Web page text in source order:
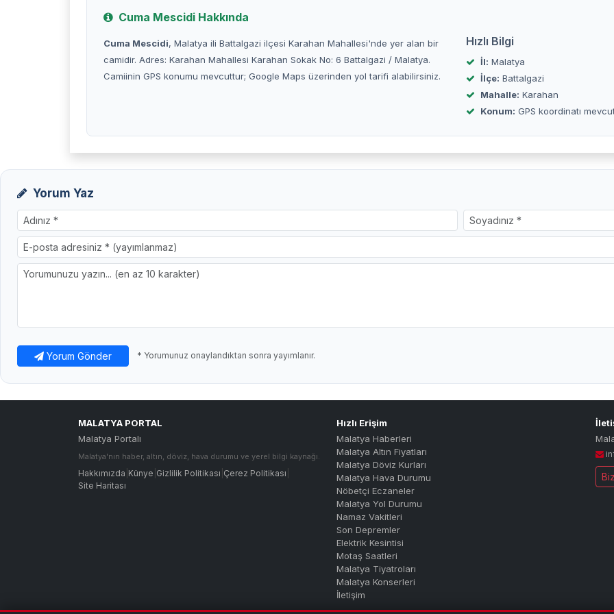
Cuma Mescidi Hakkında
Cuma Mescidi, Malatya ili Battalgazi ilçesi Karahan Mahallesi'nde yer alan bir
camidir. Adres: Karahan Mahallesi Karahan Sokak No: 6 Battalgazi / Malatya.
Camiinin GPS konumu mevcuttur; Google Maps üzerinden yol tarifi alabilirsiniz.
Hızlı Bilgi
İl: Malatya
İlçe: Battalgazi
Mahalle: Karahan
Konum: GPS koordinatı
Yorum Yaz
Yorum Gönder * Yorumunuz onaylandıktan sonra yayımlanır.
MALATYA PORTAL
Malatya Portalı
Malatya'nın haber, altın, döviz, hava durumu ve yerel bilgi kaynağı.
Hakkımızda Künye Gizlilik Politikası Çerez Politikası
Site Haritası
Hızlı Erişim
Malatya Haberleri
Malatya Altın Fiyatları
Malatya Döviz Kurları
Malatya Hava Durumu
Nöbetçi Eczaneler
Malatya Yol Durumu
Namaz Vakitleri
Son Depremler
Elektrik Kesintisi
Motaş Saatleri
Malatya Tiyatroları
Malatya Konserleri
İletişim